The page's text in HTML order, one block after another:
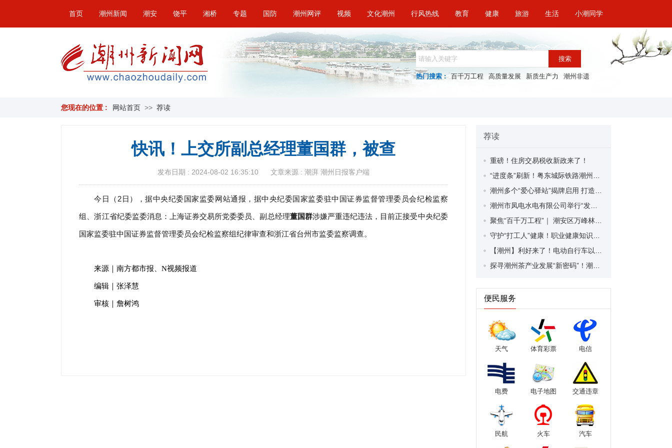
首页 潮州新闻 潮安 饶平 湘桥 专题 国防 潮州网评 视频 文化潮州 行风热线 教育 健康 旅游 生活 小潮同学
搜索
热门搜索 : 百千万工程 高质量发展 新质生产力 潮州非遗
您现在的位置 : 网站首页 >> 荐读
快讯！上交所副总经理董国群，被查
发布日期 : 2024-08-02 16:35:10 文章来源 : 潮湃 潮州日报客户端
今日（2日），据中央纪委国家监委网站通报，据中央纪委国家监委驻中国证券监督管理委员会纪检监察
组、浙江省纪委监委消息：上海证券交易所党委委员、副总经理董国群涉嫌严重违纪违法，目前正接受中央纪委
国家监委驻中国证券监督管理委员会纪检监察组纪律审查和浙江省台州市监委监察调查。
来源｜南方都市报、N视频报道
编辑｜张泽慧
审核｜詹树鸿
荐读
重磅！住房交易税收新政来了！
便民服务
天气 体育彩票 电信
电费 电子地图 交通违章
民航 火车 汽车